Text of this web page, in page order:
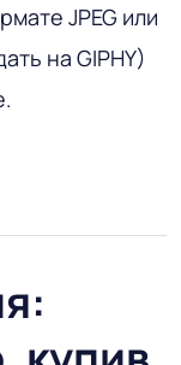
JPEG или
на GIPHY)